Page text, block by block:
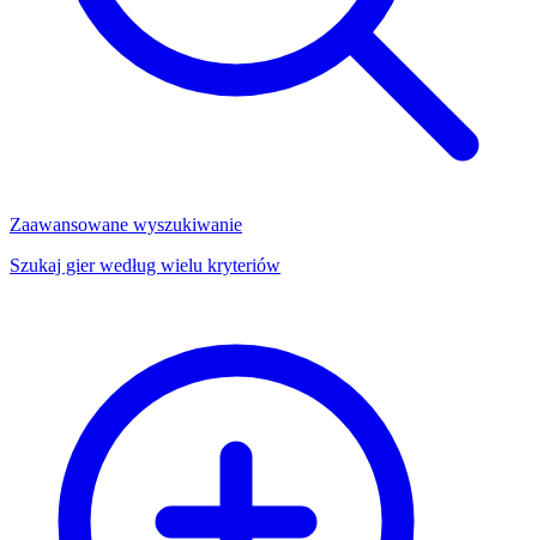
Zaawansowane wyszukiwanie
Szukaj gier według wielu kryteriów